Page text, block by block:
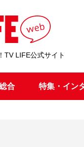
TV LIFE公式サイト
合 特集・イン